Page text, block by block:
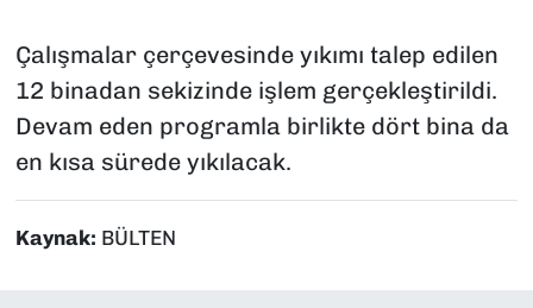
Çalışmalar çerçevesinde yıkımı talep edilen
12 binadan sekizinde işlem gerçekleştirildi.
Devam eden programla birlikte dört bina da
en kısa sürede yıkılacak.
Kaynak: BÜLTEN